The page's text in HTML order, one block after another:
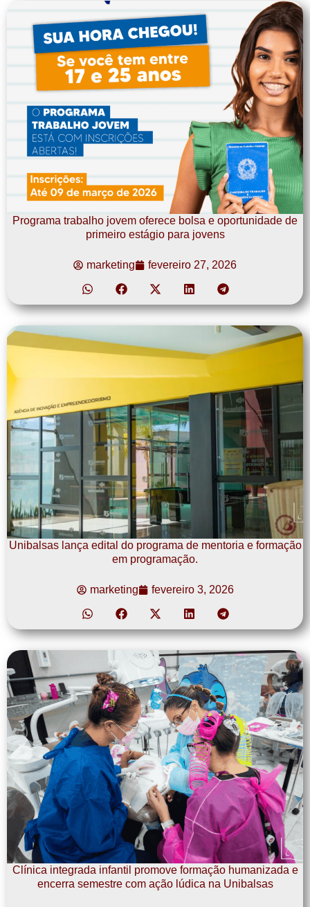
Programa trabalho jovem oferece bolsa e oportunidade de
primeiro estágio para jovens
marketing fevereiro 27, 2026
Unibalsas lança edital do programa de mentoria e formação
em programação.
marketing fevereiro 3, 2026
Clínica integrada infantil promove formação humanizada e
encerra semestre com ação lúdica na Unibalsas